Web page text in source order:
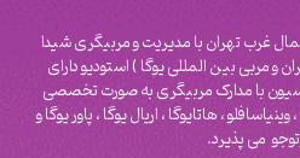
غرب تهران با مدیریت و مربیگری شیدا
و مربی بین المللی یوگا ) استودیو دارای
با مدارک مربیگری به صورت تخصصی
، هاتایوگا ، اریال یوگا ، پاور یوگا و
می پذیرد.